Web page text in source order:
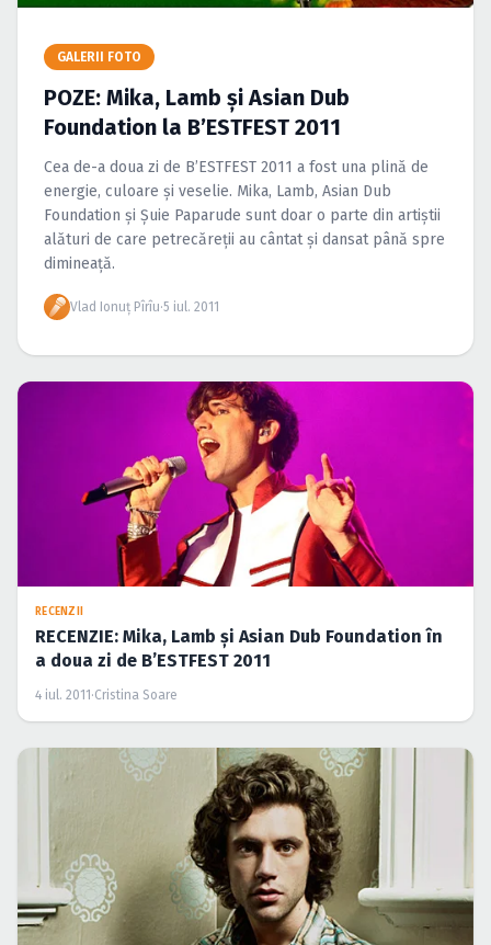
Caută în site...
GALERII FOTO
POZE: Mika, Lamb şi Asian Dub
Foundation la B’ESTFEST 2011
Cea de-a doua zi de B’ESTFEST 2011 a fost una plină de
energie, culoare şi veselie. Mika, Lamb, Asian Dub
Foundation şi Şuie Paparude sunt doar o parte din artiştii
alături de care petrecăreţii au cântat şi dansat până spre
dimineaţă.
Vlad Ionuţ Pîrîu·5 iul. 2011
RECENZII
RECENZIE: Mika, Lamb şi Asian Dub Foundation în
a doua zi de B’ESTFEST 2011
4 iul. 2011 ·Cristina Soare